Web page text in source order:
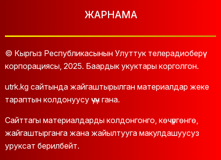
ЖАРНАМА
© Кыргыз Республикасынын Улуттук телерадиоберүү
корпорациясы, 2025. Баардык укуктары корголгон.
utrk.kg сайтында жайгаштырылган материалдар жеке
тараптын колдонуусу үчүн гана.
Сайттагы материалдарды колдонгонго, көчүргөнгө,
жайгаштырганга жана жайылтууга макулдашуусуз
уруксат берилбейт.